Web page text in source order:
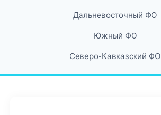
Дальневосточный ФО
Южный ФО
Северо-Кавказский ФО